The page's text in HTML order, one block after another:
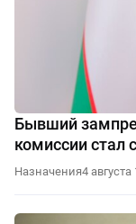
Бывший
комиссии стал
Назначения4 августа